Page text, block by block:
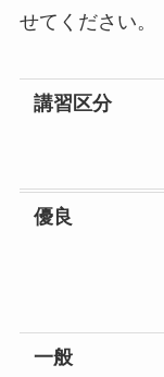
せてください。
講習区分
優良
一般